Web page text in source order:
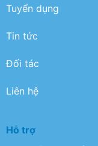
Tuyển dụng
Tin tức
Đối tác
Liên hệ
Hỗ trợ